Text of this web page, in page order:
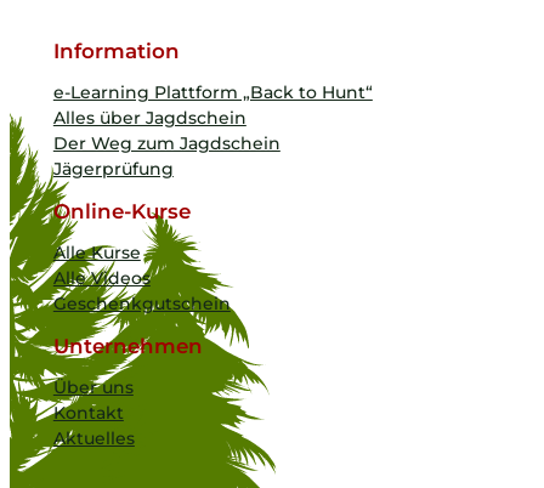
Information
e-Learning Plattform „Back to Hunt“
Alles über Jagdschein
Der Weg zum Jagdschein
Jägerprüfung
Online-Kurse
Alle Kurse
Alle Videos
Geschenkgutschein
Unternehmen
Über uns
Kontakt
Aktuelles